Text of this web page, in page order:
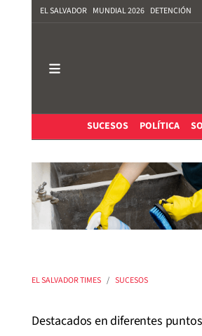
EL SALVADOR MUNDIAL 2026 DETENCIÓN
SUCESOS
POLÍTICA
EL SALVADOR TIMES SUCESOS
Destacados en diferentes